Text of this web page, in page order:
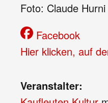
Foto: Claude Hurni
Facebook
Hier klicken, auf
Veranstalter: